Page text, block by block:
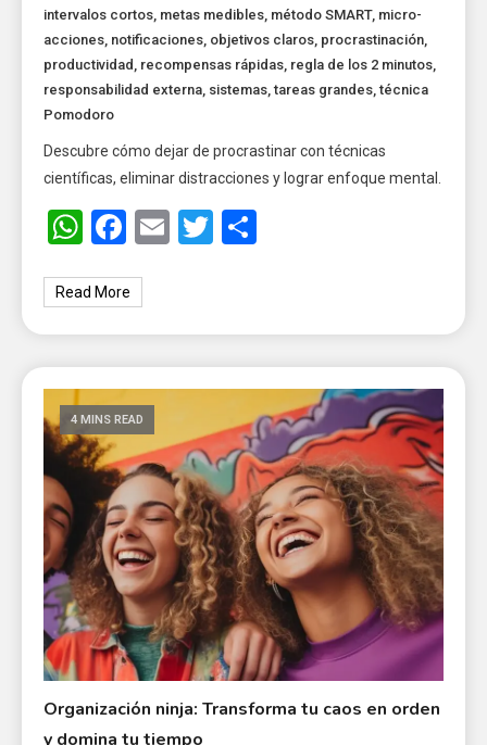
intervalos cortos, metas medibles, método SMART, micro-
acciones, notificaciones, objetivos claros, procrastinación,
productividad , recompensas rápidas, regla de los 2 minutos,
responsabilidad externa, sistemas,tareas grandes,técnica
Pomodoro
Descubre cómo dejar de procrastinar con técnicas
científicas, eliminar distracciones y lograr enfoque mental.
WhatsApp
Facebook
EmailTwitter
Read More
4 MINS READ
Organización ninja: Transforma tu caos en orden
y domina tu tiempo